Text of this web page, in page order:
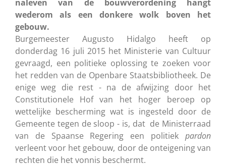
naleven van de bouwverordening hangt
wederom als een donkere wolk boven het
gebouw.
Burgemeester Augusto Hidalgo heeft op
donderdag 16 juli 2015 het Ministerie van Cultuur
gevraagd, een politieke oplossing te zoeken voor
het redden van de Openbare Staatsbibliotheek. De
enige weg die rest - na de afwijzing door het
Constitutionele Hof van het hoger beroep op
wettelijke bescherming wat is ingesteld door de
Gemeente tegen de sloop - is, dat de Ministerraad
van de Spaanse Regering een politiek pardon
verleent voor het gebouw, door de onteigening van
rechten die het vonnis beschermt.